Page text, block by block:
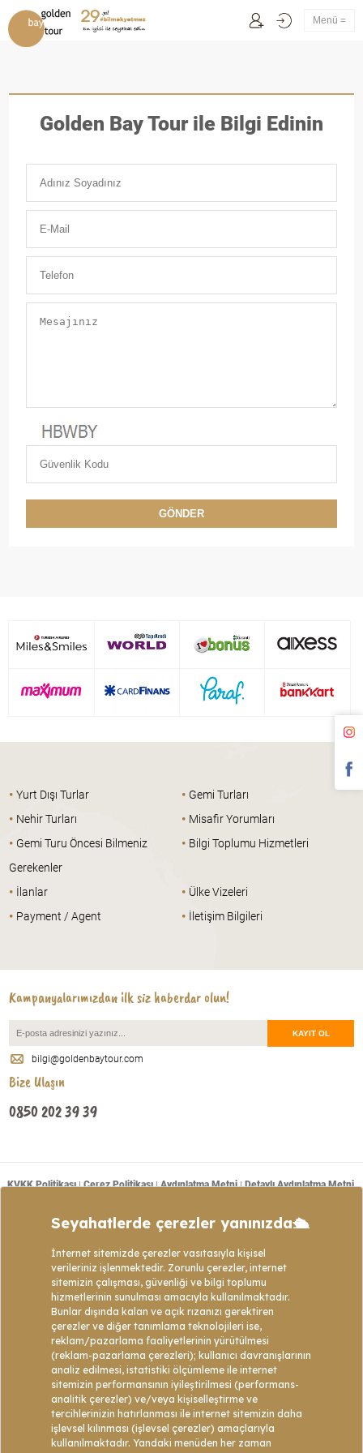
Menü =
Golden Bay Tour ile Bilgi Edinin
•Yurt Dışı Turlar • Gemi Turları
• Nehir Turları • Misafir Yorumları
• Gemi Turu Öncesi Bilmeniz
Gerekenler
• Bilgi Toplumu Hizmetleri
• İlanlar • Ülke Vizeleri
• Payment / Agent • İletişim Bilgileri
Kampanyalarımızdan ilk siz haberdar olun!
bilgi@goldenbaytour.com
Bize Ulaşın
0850 202 39 39
KVKK Politikası |Çerez Politikası |Aydınlatma Metni |Detaylı Aydınlatma Metni
Copyright © 2021 - Web sitemizde bulunan tüm turların program içeriklerinin telif
hakları Golden Bay Tour’a ait olup izinsiz kopyalanıp kullanılamaz veya çoğaltılamaz.
Web Tasarım: Data1